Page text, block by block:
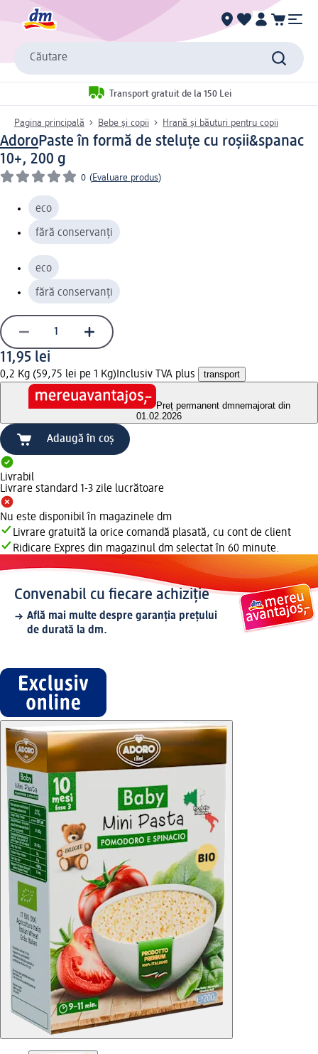
Căutare
Transport gratuit de la 150 Lei
Pagina principală Bebe și copii Hrană și băuturi pentru copii
AdoroPaste în formă de steluțe cu roșii&spanac
10+, 200 g
0 (Evaluare produs)
eco
fără conservanți
eco
fără conservanți
11,95 lei
0,2 Kg (59,75 lei pe 1 Kg) Inclusiv TVA plus transport
Preț permanent dmnemajorat din
01.02.2026
Adaugă în coș
Livrabil
Livrare standard 1-3 zile lucrătoare
Nu este disponibil în magazinele dm
Livrare gratuită la orice comandă plasată, cu cont de client
Ridicare Expres din magazinul dm selectat în 60 minute.
Convenabil cu fiecare achiziție
Află mai multe despre garanția prețului
de durată la dm.